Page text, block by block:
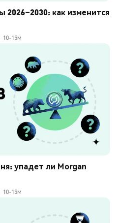
2026–2030: как изменится
10-15м
упадет ли Morgan
10-15м